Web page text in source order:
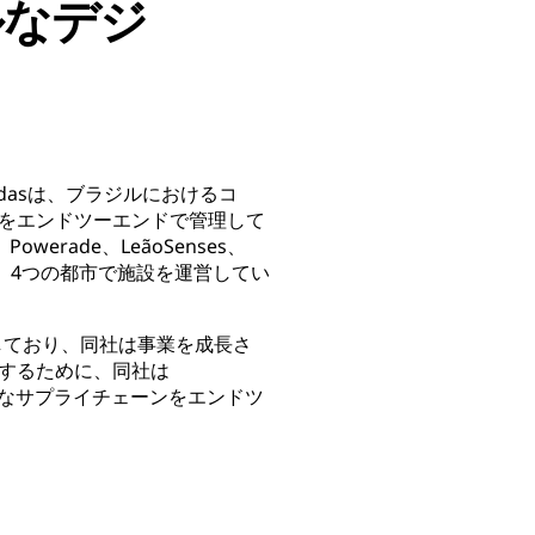
デジ
は、ブラジルにおけるコ
エンドツーエンドで管理して
、LeãoSenses、
つの都市で施設を運営してい
おり、同社は事業を成長さ
るために、同社は
サプライチェーンをエンドツ